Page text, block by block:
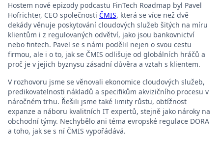
Hostem nové epizody podcastu FinTech Roadmap byl Pavel
Hofrichter, CEO společnosti ČMIS, která se více než dvě
dekády věnuje poskytování cloudových služeb šitých na míru
klientům i z regulovaných odvětví, jako jsou bankovnictví
nebo fintech. Pavel se s námi podělil nejen o svou cestu
firmou, ale i o to, jak se ČMIS odlišuje od globálních hráčů a
proč je v jejich byznysu zásadní důvěra a vztah s klientem.
V rozhovoru jsme se věnovali ekonomice cloudových služeb,
predikovatelnosti nákladů a specifikům akvizičního procesu v
náročném trhu. Řešili jsme také limity růstu, obtížnost
expanze a náboru kvalitních IT expertů, stejně jako nároky na
obchodní týmy. Nechybělo ani téma evropské regulace DORA
a toho, jak se s ní ČMIS vypořádává.